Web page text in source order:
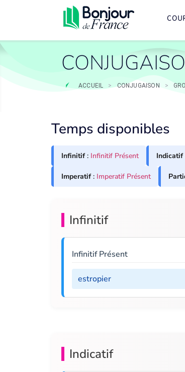
ACCUEIL > CONJUGAISON >
Temps disponibles
Infinitif: Infinitif Présent Indicatif
Imperatif: Imperatif Présent
Infinitif
Infinitif Présent
estropier
Indicatif